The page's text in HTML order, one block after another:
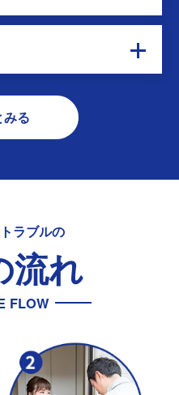
みる
ラブルの
流れ
FLOW